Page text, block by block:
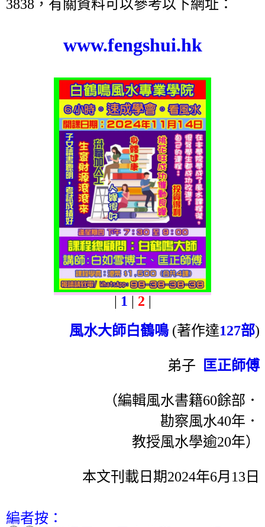
3838，有關資料可以參考以下網址：
www.fengshui.hk
| 1 | 2 |
風水大師白鶴鳴(著作達127部)
弟子 匡正師傅
（編輯風水書籍60餘部．
勘察風水40年．
教授風水學逾20年）
本文刊載日期2024年6月13日
編者按：